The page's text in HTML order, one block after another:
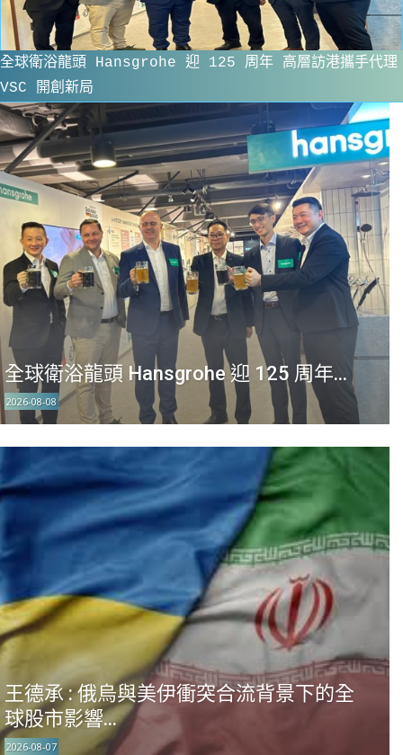
全球衛浴龍頭 Hansgrohe 迎 125 周年...
2026-08-08
王德承 : 俄烏與美伊衝突合流背景下的全
球股市影響...
2026-08-07